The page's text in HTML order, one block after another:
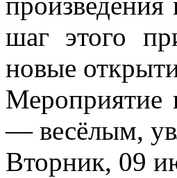
шаг этого
новые
Мероприятие
— весёлым,
Вторник, 09